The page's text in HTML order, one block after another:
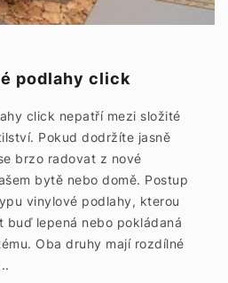
podlahy click
click nepatří mezi složité
Pokud dodržíte jasně
brzo radovat z nové
bytě nebo domě. Postup
vinylové podlahy, kterou
buď lepená nebo pokládaná
Oba druhy mají rozdílné